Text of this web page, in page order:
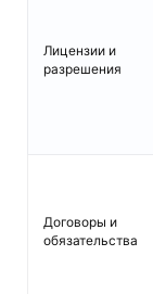
Лицензии и
разрешения
Договоры и
обязательства